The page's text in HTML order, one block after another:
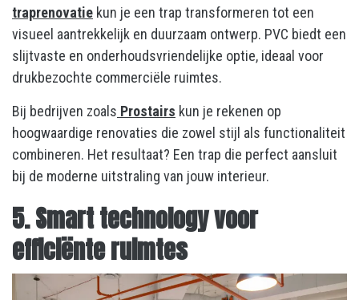
traprenovatie kun je een trap transformeren tot een
visueel aantrekkelijk en duurzaam ontwerp. PVC biedt een
slijtvaste en onderhoudsvriendelijke optie, ideaal voor
drukbezochte commerciële ruimtes.
Bij bedrijven zoals Prostairs kun je rekenen op
hoogwaardige renovaties die zowel stijl als functionaliteit
combineren. Het resultaat? Een trap die perfect aansluit
bij de moderne uitstraling van jouw interieur.
5. Smart technology voor
efficiënte ruimtes